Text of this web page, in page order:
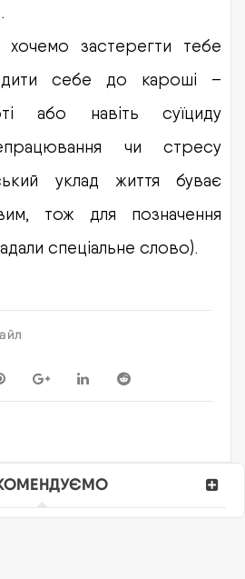
застерегти тебе
себе до кароші –
або навіть суїциду
чи стресу
уклад життя буває
тож для позначення
спеціальне слово).